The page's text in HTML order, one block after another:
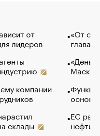
от
лидеров
компании
склады
«От
глава
Маск в
основ
ЕС
нефти